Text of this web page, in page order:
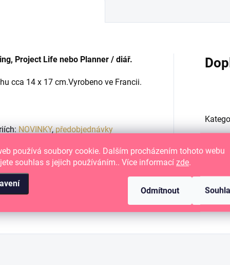
používá soubory cookie. Dalším procházením tohoto webu
souhlas s jejich používáním.. Více informací zde.
Odmítnout
Project Life nebo Planner / diář.
cca 14 x 17 cm.Vyrobeno ve Francii.
NOVINKY,předobjednávky
EAN:
podle